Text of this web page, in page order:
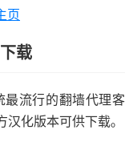
页
载
流行的翻墙代理客
化版本可供下载。